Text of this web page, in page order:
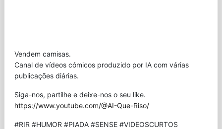
Vendem camisas.
Canal de vídeos cómicos produzido por IA com várias
publicações diárias.
Siga-nos, partilhe e deixe-nos o seu like.
https://www.youtube.com/@AI-Que-Riso/
#RIR #HUMOR #PIADA #SENSE #VIDEOSCURTOS